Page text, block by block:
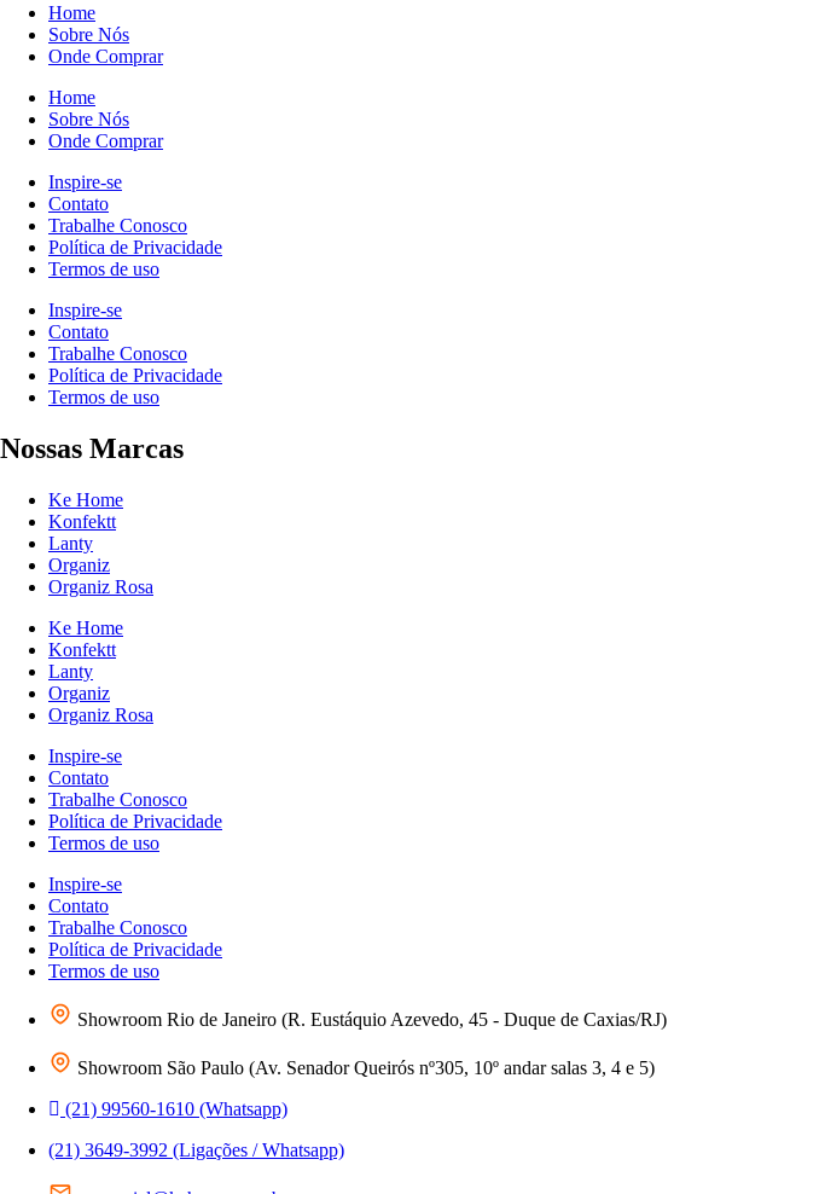
Home
Sobre Nós
Onde Comprar
Home
Sobre Nós
Onde Comprar
Inspire-se
Contato
Trabalhe Conosco
Política de Privacidade
Termos de uso
Inspire-se
Contato
Trabalhe Conosco
Política de Privacidade
Termos de uso
Nossas Marcas
Ke Home
Konfektt
Lanty
Organiz
Organiz Rosa
Ke Home
Konfektt
Lanty
Organiz
Organiz Rosa
Inspire-se
Contato
Trabalhe Conosco
Política de Privacidade
Termos de uso
Inspire-se
Contato
Trabalhe Conosco
Política de Privacidade
Termos de uso
Showroom Rio de Janeiro (R. Eustáquio Azevedo, 45 - Duque de Caxias/RJ)
Showroom São Paulo (Av. Senador Queirós nº305, 10º andar salas 3, 4 e 5)
(21) 99560-1610 (Whatsapp)
(21) 3649-3992 (Ligações / Whatsapp)